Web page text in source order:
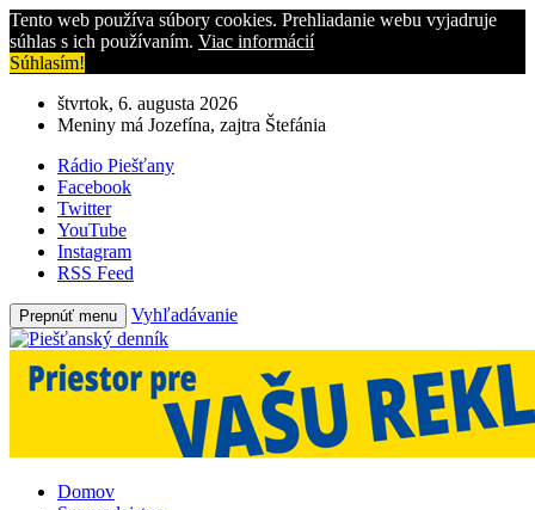
Tento web používa súbory cookies. Prehliadanie webu vyjadruje
súhlas s ich používaním. Viac informácií
Súhlasím!
štvrtok, 6. augusta 2026
Meniny má Jozefína, zajtra Štefánia
Rádio Piešťany
Facebook
Twitter
YouTube
Instagram
RSS Feed
Prepnúť menu Vyhľadávanie
Domov